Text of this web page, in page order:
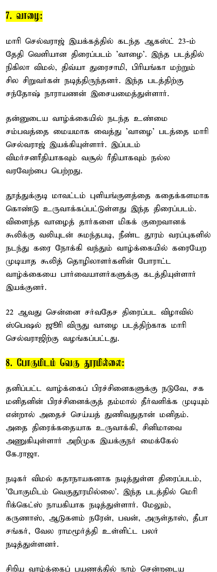
7. வாழை:
மாரி செல்வராஜ் இயக்கத்தில் கடந்த ஆகஸ்ட் 23-ம்
தேதி வெளியான திரைப்படம் 'வாழை'. இந்த படத்தில்
நிகிலா விமல், திவ்யா துரைசாமி, பிரியங்கா மற்றும்
சில சிறுவர்கள் நடித்திருந்தனர். இந்த படத்திற்கு
சந்தோஷ் நாராயணன் இசையமைத்துள்ளார்.
தன்னுடைய வாழ்க்கையில் நடந்த உண்மை
சம்பவத்தை மையமாக வைத்து 'வாழை' படத்தை மாரி
செல்வராஜ் இயக்கியுள்ளார். இப்படம்
விமர்சனரீதியாகவும் வசூல் ரீதியாகவும் நல்ல
வரவேற்பை பெற்றது.
தூத்துக்குடி மாவட்டம் புளியங்குளத்தை கதைக்களமாக
கொண்டு உருவாக்கப்பட்டுள்ளது இந்த திரைப்படம்.
விளைந்த வாழைத் தார்களை மிகக் குறைவானக்
கூலிக்கு வலியுடன் சுமந்தபடி, நீண்ட தூரம் வரப்புகளில்
நடந்து கரை நோக்கி வந்தும் வாழ்க்கையில் கரையேற
முடியாத கூலித் தொழிலாளர்களின் போராட்ட
வாழ்க்கையை பார்வையாளர்களுக்கு கடத்தியுள்ளார்
இயக்குனர்.
22 ஆவது சென்னை சர்வதேச திரைப்பட விழாவில்
ஸ்பெஷல் ஜூரி விருது வாழை படத்திற்காக மாரி
செல்வராஜிற்கு வழங்கப்பட்டது.
8. போகுமிடம் வெகு தூரமில்லை:
தனிப்பட்ட வாழ்க்கைப் பிரச்சினைகளுக்கு நடுவே, சக
மனிதனின் பிரச்சினைக்குத் தம்மால் தீர்வளிக்க முடியும்
என்றால் அதைச் செய்யத் துணிவதுதான் மனிதம்.
அதை திரைக்கதையாக உருவாக்கி, சினிமாவை
அணுகியுள்ளார் அறிமுக இயக்குநர் மைக்கேல்
கே.ராஜா.
நடிகர் விமல் கதாநாயகனாக நடித்துள்ள திரைப்படம்,
'போகுமிடம் வெகுதூரமில்லை'. இந்த படத்தில் மெரி
ரிக்கெட்ஸ் நாயகியாக நடித்துள்ளார். மேலும்,
கருணாஸ், ஆடுகளம் நரேன், பவன், அருள்தாஸ், தீபா
சங்கர், வேல ராமமூர்த்தி உள்ளிட்ட பலர்
நடித்துள்ளனர்.
சிறிய வாழ்க்கைப் பயணத்தில் நாம் சென்றடைய